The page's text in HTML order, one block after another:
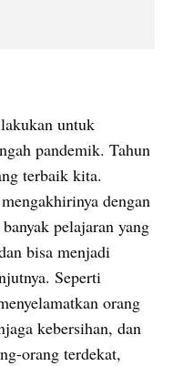
untuk
pandemik. Tahun
terbaik kita.
dengan
pelajaran yang
bisa menjadi
Seperti
orang
kebersihan, dan
orang terdekat,